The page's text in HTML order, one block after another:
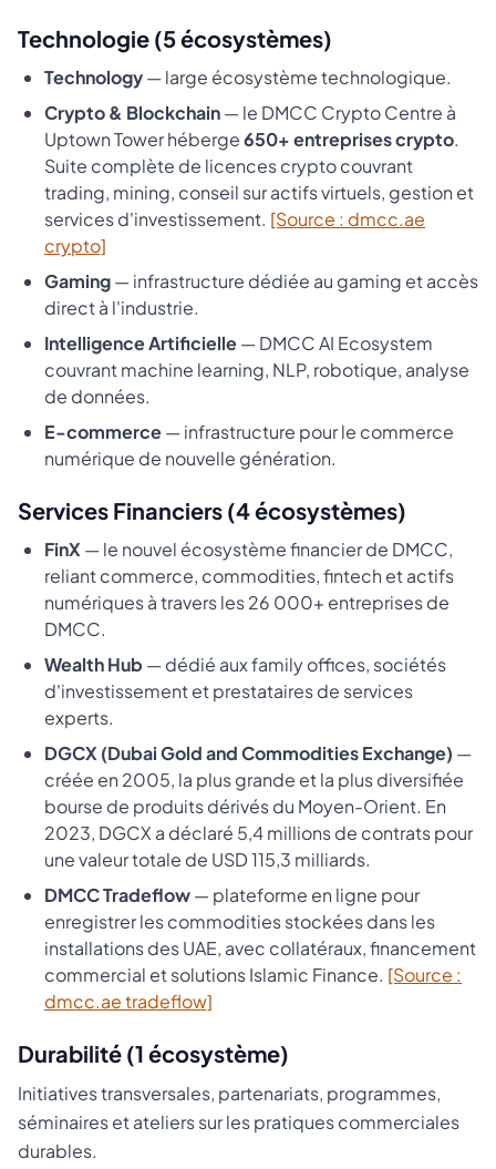
Technologie (5 écosystèmes)
Technology— large écosystème technologique.
Crypto & Blockchain— le DMCC Crypto Centre à
Uptown Tower héberge650+ entreprises crypto.
Suite complète de licences crypto couvrant
trading, mining, conseil sur actifs virtuels, gestion et
services d'investissement. [Source : dmcc.ae
crypto]
Gaming— infrastructure dédiée au gaming et accès
direct à l'industrie.
Intelligence Artificielle— DMCC AI Ecosystem
couvrant machine learning, NLP, robotique, analyse
de données.
E-commerce— infrastructure pour le commerce
numérique de nouvelle génération.
Services Financiers (4 écosystèmes)
FinX — le nouvel écosystème financier de DMCC,
reliant commerce, commodities, fintech et actifs
numériques à travers les 26 000+ entreprises de
DMCC.
Wealth Hub — dédié aux family offices, sociétés
d'investissement et prestataires de services
experts.
DGCX (Dubai Gold and Commodities Exchange) —
créée en 2005, la plus grande et la plus diversifiée
bourse de produits dérivés du Moyen-Orient. En
2023, DGCX a déclaré 5,4 millions de contrats pour
une valeur totale de USD 115,3 milliards.
DMCC Tradeflow— plateforme en ligne pour
enregistrer les commodities stockées dans les
installations des UAE, avec collatéraux, financement
commercial et solutions Islamic Finance. [Source :
dmcc.ae tradeflow]
Durabilité (1 écosystème)
Initiatives transversales, partenariats, programmes,
séminaires et ateliers sur les pratiques commerciales
durables.